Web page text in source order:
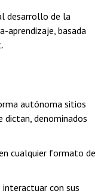
desarrollo de la
aprendizaje, basada
autónoma sitios
dictan, denominados
cualquier formato de
con sus